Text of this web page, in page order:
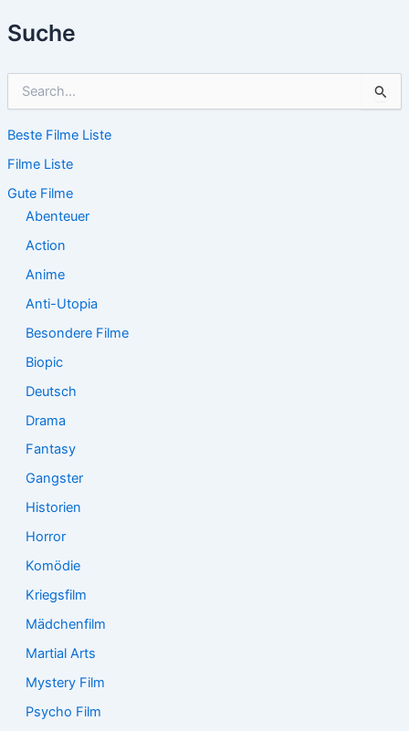
Suche
h
n
n
Beste Filme Liste
Filme Liste
Gute Filme
Abenteuer
Action
Anime
Anti-Utopia
Besondere Filme
Biopic
Deutsch
Drama
Fantasy
Gangster
Historien
Horror
Komödie
Kriegsfilm
Mädchenfilm
Martial Arts
Mystery Film
Psycho Film